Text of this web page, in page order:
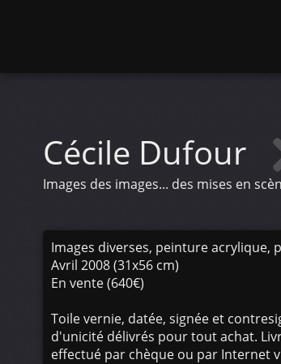
Cécile Dufour
Images des images... des mises en
Images diverses, peinture acrylique,
Avril 2008 (31x56 cm)
En vente (640€)
Toile vernie, datée, signée et
d'unicité délivrés pour tout achat.
effectué par chèque ou par Internet